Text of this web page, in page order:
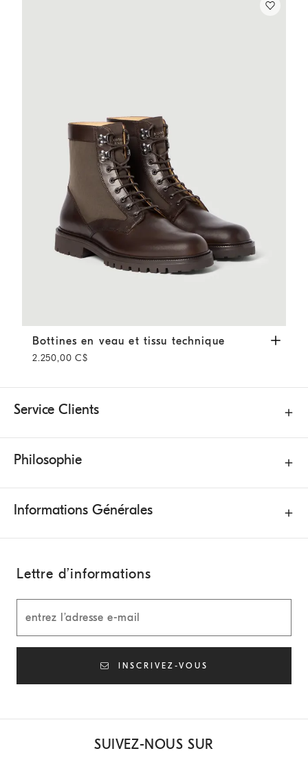
Bottines en veau et tissu technique Café
Bottines en veau et tissu technique
2.250,00 C$
Service Clients
Philosophie
Informations Générales
Lettre d’informations
INSCRIVEZ-VOUS
SUIVEZ-NOUS SUR